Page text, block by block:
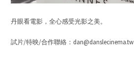
丹眼看電影，全心感受光影之美。
試片/特映/合作聯絡：dan@danslecinema.tw